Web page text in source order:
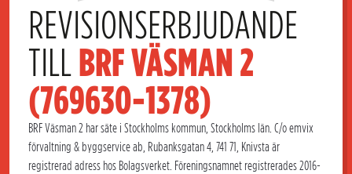
REVISIONSERBJUDANDE
TILL BRF VÄSMAN 2
(769630-1378)
BRF Väsman 2 har säte i Stockholms kommun, Stockholms län. C/o emvix
förvaltning & byggservice ab, Rubanksgatan 4, 741 71, Knivsta är
registrerad adress hos Bolagsverket. Föreningsnamnet registrerades 2016-